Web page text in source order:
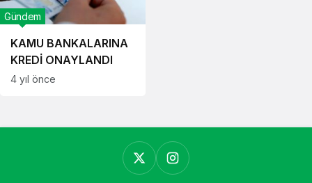
KAMU BANKALARINA
KREDİ ONAYLANDI
Gündem
4 yıl önce